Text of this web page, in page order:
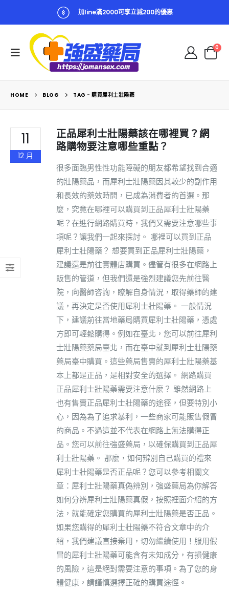
加line滿2000可享立減200的優惠
0
HOME BLOG TAG - 購買犀利士壯陽藥
11
12 月
正品犀利士壯陽藥該在哪裡買？網
路購物要注意哪些重點？
很多面臨男性性功能障礙的朋友都希望找到合適
的壯陽藥品，而犀利士壯陽藥因其較少的副作用
和長效的藥效時間，已成為消費者的首選。那
麼，究竟在哪裡可以購買到正品犀利士壯陽藥
呢？在進行網路購買時，我們又需要注意哪些事
項呢？讓我們一起來探討。 哪裡可以買到正品
犀利士壯陽藥？ 想要買到正品犀利士壯陽藥，
建議還是前往實體店購買。儘管有很多在網路上
販售的管道，但我們還是強烈建議您先前往醫
院，向醫師咨詢，瞭解自身情況，取得藥師的建
議，再決定是否使用犀利士壯陽藥。 一般情況
下，建議前往當地藥局購買犀利士壯陽藥，憑處
方即可輕鬆購得。例如在臺北，您可以前往犀利
士壯陽藥藥局臺北，而在臺中就到犀利士壯陽藥
藥局臺中購買。這些藥局售賣的犀利士壯陽藥基
本上都是正品，是相對安全的選擇。 網路購買
正品犀利士壯陽藥需要注意什麼？ 雖然網路上
也有售賣正品犀利士壯陽藥的途徑，但要特別小
心，因為為了追求暴利，一些商家可能販售假冒
的商品。不過這並不代表在網路上無法購得正
品。您可以前往強盛藥局，以確保購買到正品犀
利士壯陽藥。 那麼，如何辨別自己購買的禮來
犀利士壯陽藥是否正品呢？您可以參考相關文
章：犀利士壯陽藥真偽辨別，強盛藥局為你解答
如何分辨犀利士壯陽藥真假，按照裡面介紹的方
法，就能確定您購買的犀利士壯陽藥是否正品。
如果您購得的犀利士壯陽藥不符合文章中的介
紹，我們建議直接棄用，切勿繼續使用！服用假
冒的犀利士壯陽藥可能含有未知成分，有損健康
的風險，這是絕對需要注意的事項。為了您的身
體健康，請謹慎選擇正確的購買途徑。